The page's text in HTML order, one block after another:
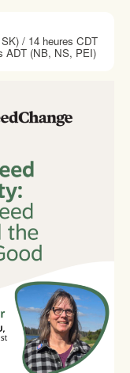
/ 14 heures CDT
ADT (NB, NS, PEI)